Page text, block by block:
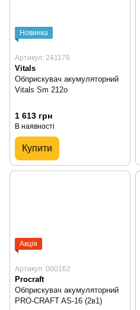
Новинка
Артикул: 241178
Vitals
Обприскувач акумуляторний
Vitals Sm 212o
1 613 грн
В наявності
Купити
Акція
Артикул: 000162
Procraft
Обприскувач акумуляторний
PRO-CRAFT AS-16 (2в1)